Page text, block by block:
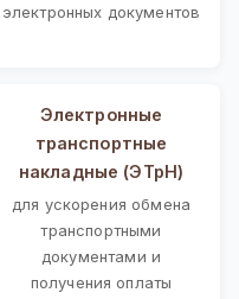
электронных документов
Электронные
транспортные
накладные (ЭТрН)
для ускорения обмена
транспортными
документами и
получения оплаты